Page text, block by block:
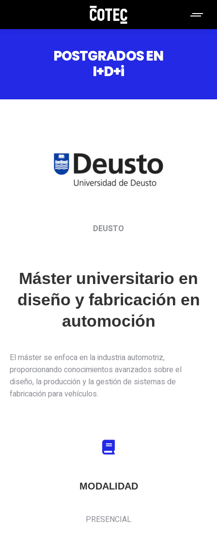
POSTGRADOS EN
I+D+i
DEUSTO
Máster universitario en
diseño y fabricación en
automoción
El máster se enfoca en la industria automotriz,
proporcionando conocimientos avanzados sobre el
diseño, la producción y la gestión de sistemas de
fabricación para vehículos.
MODALIDAD
PRESENCIAL